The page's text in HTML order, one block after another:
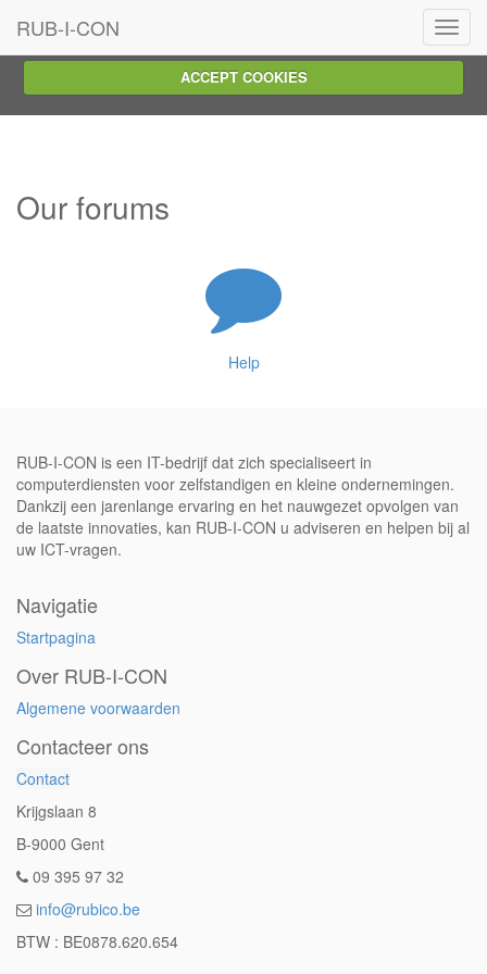
read about them here.
To use the website as intended please...
ACCEPT COOKIES
RUB-I-CON
Our forums
Help
RUB-I-CON is een IT-bedrijf dat zich specialiseert in
computerdiensten voor zelfstandigen en kleine ondernemingen.
Dankzij een jarenlange ervaring en het nauwgezet opvolgen van
de laatste innovaties, kan RUB-I-CON u adviseren en helpen bij al
uw ICT-vragen.
Navigatie
Startpagina
Over RUB-I-CON
Algemene voorwaarden
Contacteer ons
Contact
Krijgslaan 8
B-9000 Gent
09 395 97 32
info@rubico.be
BTW : BE0878.620.654